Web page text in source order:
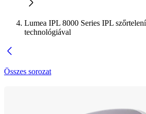
Lumea IPL 8000 Series IPL
technológiával
Összes sorozat